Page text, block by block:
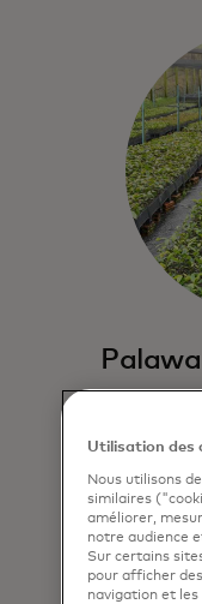
pour
locales et
Utilisation des
Nous utilisons
similaires
améliorer,
notre audience
Sur certains
pour afficher
navigation et